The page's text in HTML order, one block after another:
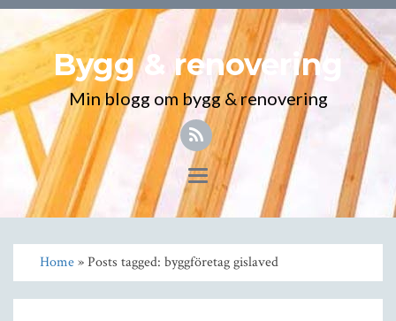
Bygg & renovering
Min blogg om bygg & renovering
Toggle
navigation
Home» Posts tagged: byggföretag gislaved